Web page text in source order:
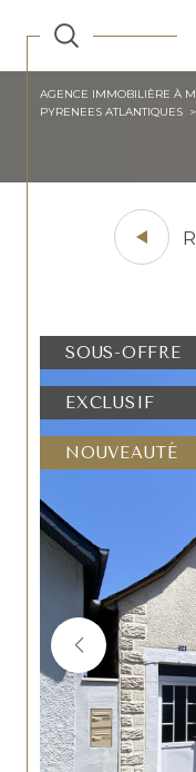
AGENCE IMMOBILIÈRE À
PYRENEES ATLANTIQUES
SOUS-OFFRE
EXCLUSIF
NOUVEAUTÉ